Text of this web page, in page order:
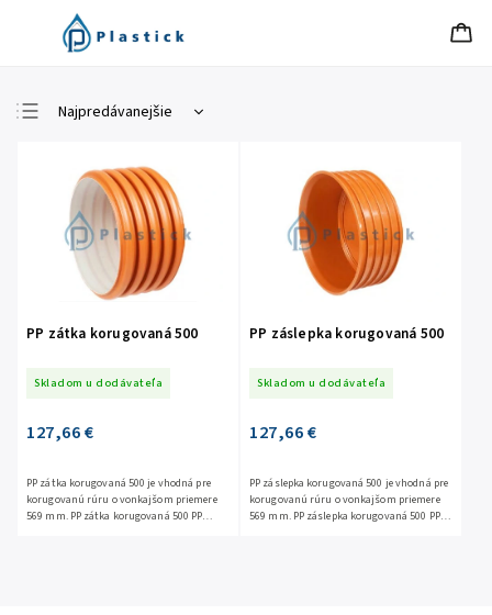
Najpredávanejšie
Najdrahšie
Abecedne
PP zátka korugovaná 500
Skladom u dodávateľa
127,66 €
PP zátka korugovaná 500 je vhodná pre
korugovanú rúru o vonkajšom priemere
569 mm. PP zátka korugovaná 500 PP
PP záslepka korugovaná 500
Skladom u dodávateľa
127,66 €
PP záslepka korugovaná 500 je vhodná pre
korugovanú rúru o vonkajšom priemere
569 mm. PP záslepka korugovaná 500 PP